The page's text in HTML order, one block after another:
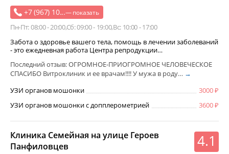
+7 (967) 10...— показать
Пн-Пт: 08:00 - 20:00Сб: 09:00 - 19:00 Вс: 10:00 - 17:00
Забота о здоровье вашего тела, помощь в лечении заболеваний
- это ежедневная работа Центра репродукции…
Последний отзыв: ОГРОМНОЕ-ПРИОГРОМНОЕ ЧЕЛОВЕЧЕСКОЕ
СПАСИБО Витроклиник и ее врачам!!!! У мужа в роду… →
УЗИ органов мошонки
3000
УЗИ органов мошонки с допплерометрией
3600
Клиника Семейная на улице Героев
Панфиловцев
4.1